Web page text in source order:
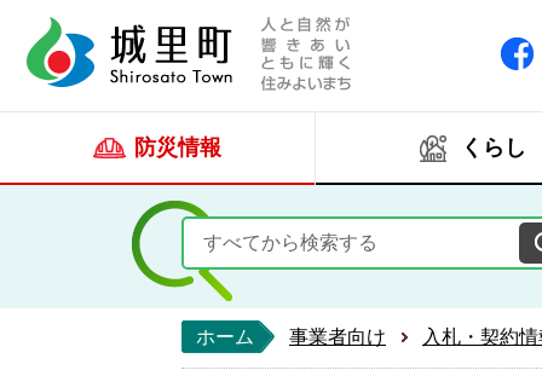
防災情報 くらし
ホーム 事業者向け 入札・契約